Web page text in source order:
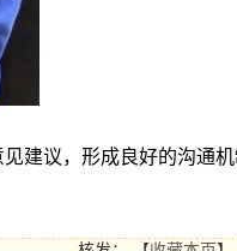
建议，形成良好的沟通机